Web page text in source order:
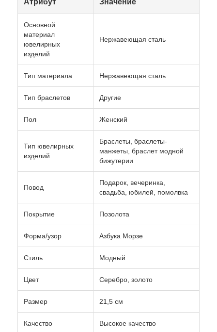
Основной
материал
ювелирных
изделий
Нержавеющая сталь
Тип материала Нержавеющая сталь
Тип браслетов Другие
Пол Женский
Тип ювелирных
изделий
Браслеты, браслеты-
манжеты, браслет модной
бижутерии
Повод
Подарок, вечеринка,
свадьба, юбилей, помолвка
Покрытие Позолота
Форма/узор Азбука Морзе
Стиль Модный
Цвет Серебро, золото
Размер 21,5 см
Качество Высокое качество